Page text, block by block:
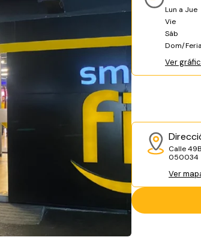
Lun a Jue
Vie
Sáb
Dom/
Ver
Calle
050034
Ver